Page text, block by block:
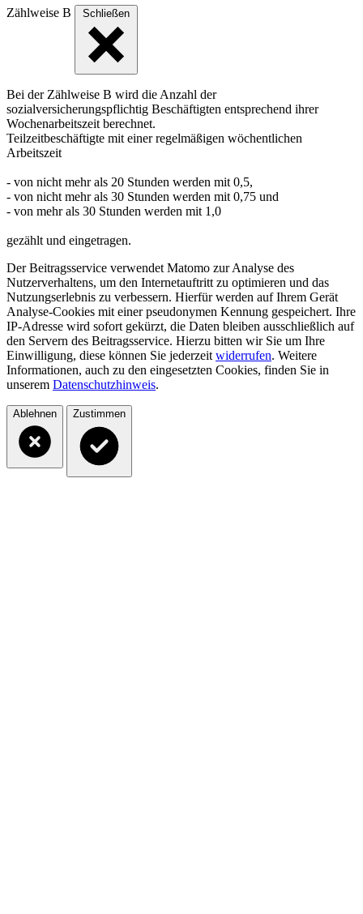
Zählweise B Schließen
Bei der Zählweise B wird die Anzahl der
sozialversicherungspflichtig Beschäftigten entsprechend ihrer
Wochenarbeitszeit berechnet.
Teilzeitbeschäftigte mit einer regelmäßigen wöchentlichen
Arbeitszeit
- von nicht mehr als 20 Stunden werden mit 0,5,
- von nicht mehr als 30 Stunden werden mit 0,75 und
- von mehr als 30 Stunden werden mit 1,0
gezählt und eingetragen.
Der Beitragsservice verwendet Matomo zur Analyse des
Nutzerverhaltens, um den Internetauftritt zu optimieren und das
Nutzungserlebnis zu verbessern. Hierfür werden auf Ihrem Gerät
Analyse-Cookies mit einer pseudonymen Kennung gespeichert. Ihre
IP-Adresse wird sofort gekürzt, die Daten bleiben ausschließlich auf
den Servern des Beitragsservice. Hierzu bitten wir Sie um Ihre
Einwilligung, diese können Sie jederzeit widerrufen. Weitere
Informationen, auch zu den eingesetzten Cookies, finden Sie in
unserem Datenschutzhinweis.
Ablehnen Zustimmen